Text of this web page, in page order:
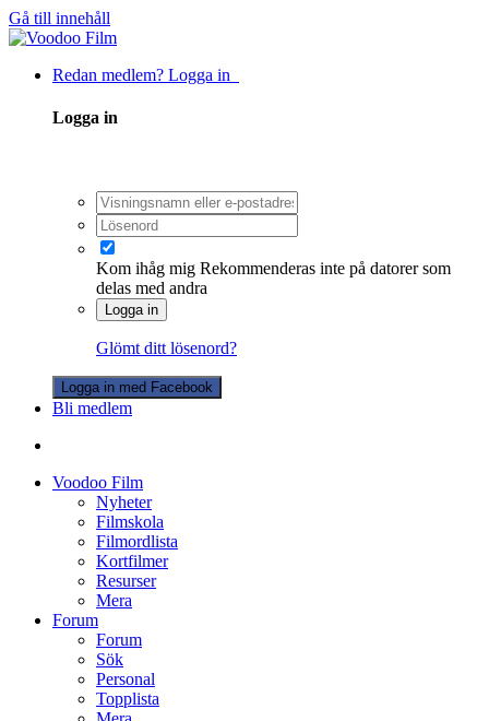
Gå till innehåll
Redan medlem? Logga in
Logga in
Kom ihåg mig Rekommenderas inte på datorer som
delas med andra
Logga in
Glömt ditt lösenord?
Logga in med Facebook
Bli medlem
Voodoo Film
Nyheter
Filmskola
Filmordlista
Kortfilmer
Resurser
Mera
Forum
Forum
Sök
Personal
Topplista